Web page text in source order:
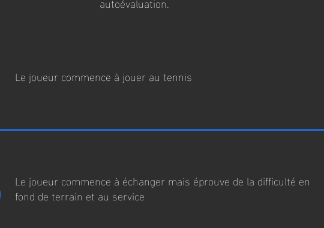
Le joueur commence à jouer au tennis
Le joueur commence à échanger mais éprouve de la difficulté en
fond de terrain et au service